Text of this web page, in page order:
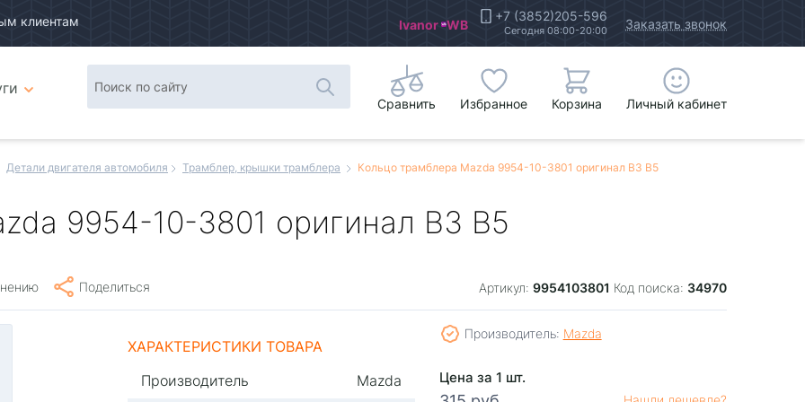
клиентам Ivanor WB +7 (3852)205-596
Сегодня 08:00-20:00 Заказать звонок
Сравнить Избранное Корзина Личный кабинет
Детали двигателя автомобиля Трамблер, крышки трамблера Кольцо трамблера Mazda 9954-10-3801 оригинал B3 B5
9954-10-3801 оригинал B3 B5
Поделиться Артикул: 9954103801 Код поиска: 34970
ХАРАКТЕРИСТИКИ ТОВАРА
Производитель
Mazda
Производитель: Mazda
Цена за 1 шт.